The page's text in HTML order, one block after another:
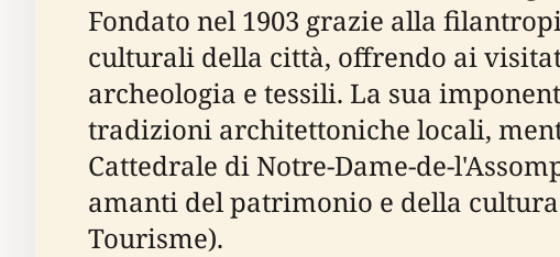
Fondato nel 1903 grazie alla
culturali della città, offrendo ai
archeologia e tessili. La sua
tradizioni architettoniche locali,
Cattedrale di Notre-Dame-de-
amanti del patrimonio e della
Tourisme).